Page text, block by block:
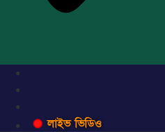
লাইভ ভিডিও